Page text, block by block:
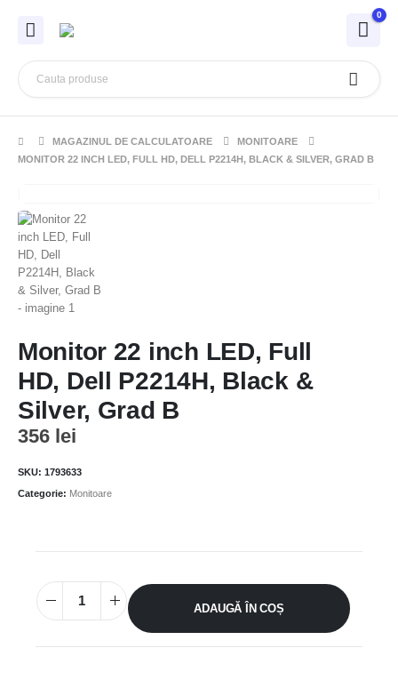
0
MAGAZINUL DE CALCULATOARE
MONITOARE
MONITOR 22 INCH LED, FULL HD, DELL P2214H, BLACK & SILVER, GRAD B
Monitor 22 inch LED, Full
HD, Dell P2214H, Black &
Silver, Grad B
356 lei
SKU: 1793633
Categorie: Monitoare
ADAUGĂ ÎN COȘ